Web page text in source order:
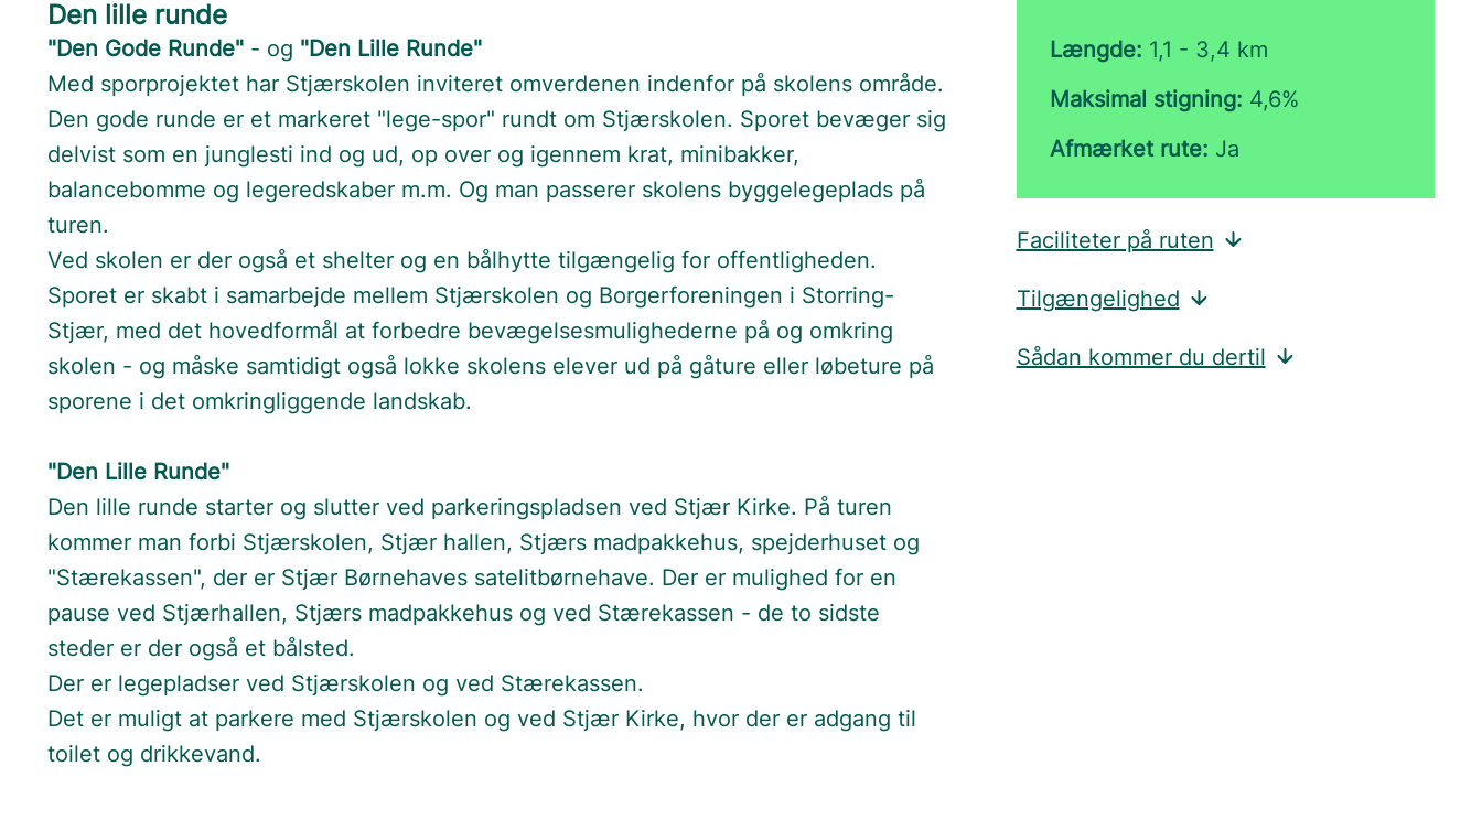
Den lille runde
"Den Gode Runde" - og "Den Lille Runde"
Med sporprojektet har Stjærskolen inviteret omverdenen indenfor på skolens område.
Den gode runde er et markeret "lege-spor" rundt om Stjærskolen. Sporet bevæger sig
delvist som en junglesti ind og ud, op over og igennem krat, minibakker,
balancebomme og legeredskaber m.m. Og man passerer skolens byggelegeplads på
turen.
Ved skolen er der også et shelter og en bålhytte tilgængelig for offentligheden.
Sporet er skabt i samarbejde mellem Stjærskolen og Borgerforeningen i Storring-
Stjær, med det hovedformål at forbedre bevægelsesmulighederne på og omkring
skolen - og måske samtidigt også lokke skolens elever ud på gåture eller løbeture på
sporene i det omkringliggende landskab.
"Den Lille Runde"
Den lille runde starter og slutter ved parkeringspladsen ved Stjær Kirke. På turen
kommer man forbi Stjærskolen, Stjær hallen, Stjærs madpakkehus, spejderhuset og
"Stærekassen", der er Stjær Børnehaves satelitbørnehave. Der er mulighed for en
pause ved Stjærhallen, Stjærs madpakkehus og ved Stærekassen - de to sidste
steder er der også et bålsted.
Der er legepladser ved Stjærskolen og ved Stærekassen.
Det er muligt at parkere med Stjærskolen og ved Stjær Kirke, hvor der er adgang til
toilet og drikkevand.
Længde: 1,1 - 3,4 km
Maksimal stigning: 4,6%
Afmærket rute: Ja
Faciliteter på ruten
Tilgængelighed
Sådan kommer du dertil